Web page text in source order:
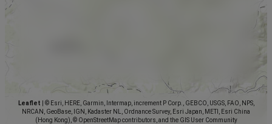
Leaflet
© Esri, HERE, Garmin, Intermap, increment P Corp., GEBCO, USGS, FAO, NPS,
NRCAN, GeoBase, IGN, Kadaster NL, Ordnance Survey, Esri Japan, METI, Esri China
(Hong Kong), © OpenStreetMap contributors, and the GIS User Community